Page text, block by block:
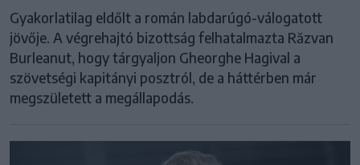
Gyakorlatilag eldőlt a román labdarúgó-válogatott
jövője. A végrehajtó bizottság felhatalmazta Răzvan
Burleanut, hogy tárgyaljon Gheorghe Hagival a
szövetségi kapitányi posztról, de a háttérben már
megszületett a megállapodás.